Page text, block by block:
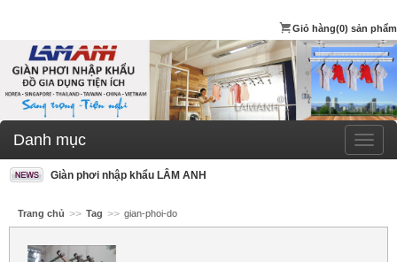
Giỏ hàng(0) sản phẩm
Danh mục
Giàn phơi nhập khẩu LÂM ANH
Trang chủ >> Tag >> gian-phoi-do